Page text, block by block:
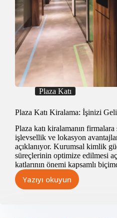
Plaza Katı
Plaza Katı Kiralama: İşinizi
Plaza katı kiralamanın firmalara
işlevsellik ve lokasyon
açıklanıyor. Kurumsal kimlik
süreçlerinin optimize edilmesi
katlarının önemi kapsamlı
Yazıyı okuyun
Plaza